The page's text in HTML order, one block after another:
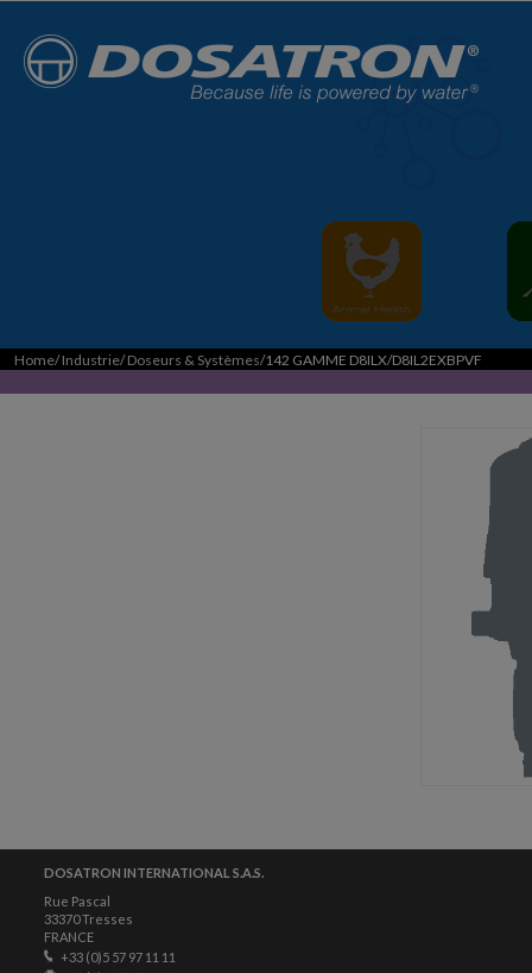
Home/Industrie/Doseurs & Systèmes/142 GAMME D8ILX/D8IL2EXBPVF
DOSATRON INTERNATIONAL S.A.S.
Rue Pascal
33370 Tresses
FRANCE
+33 (0)5 57 97 11 11